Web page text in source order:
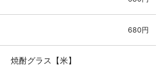
680円
焼酎グラス【米】